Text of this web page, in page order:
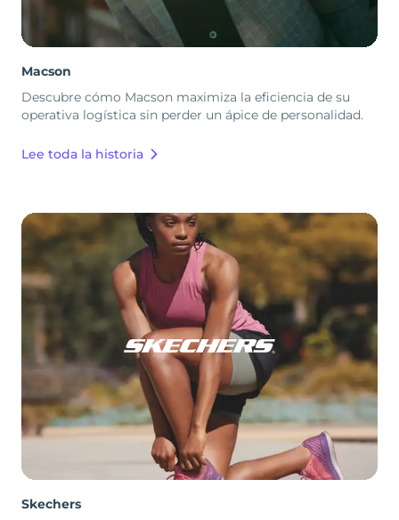
Macson
Descubre cómo Macson maximiza la eficiencia de su
operativa logística sin perder un ápice de personalidad.
Lee toda la historia
Skechers